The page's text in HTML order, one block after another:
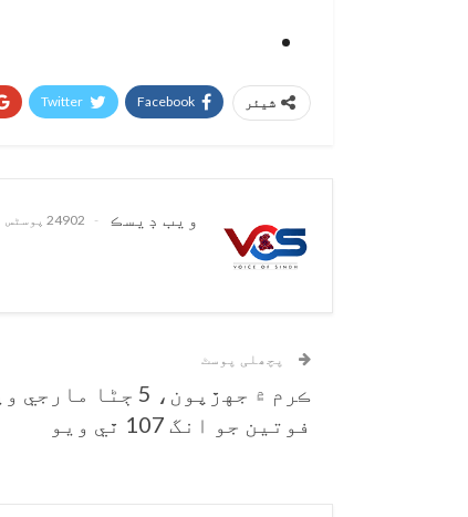
شیئر Facebook
Twitter
ويب ڊيسڪ 24902 پوسٹس
پچھلی پوسٹ
ڪرم ۾ جهڙپون، 5 ڄڻا
فوتين جو انگ 107 ٿي ويو